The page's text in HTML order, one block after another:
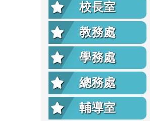
校長室
教務處
學務處
總務處
輔導室